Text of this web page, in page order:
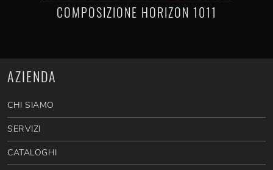
COMPOSIZIONE HORIZON 1011
AZIENDA
CHI SIAMO
SERVIZI
CATALOGHI